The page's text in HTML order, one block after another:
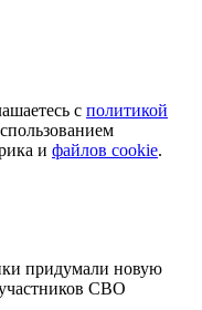
с политикой
и файлов cookie.
придумали новую
СВО